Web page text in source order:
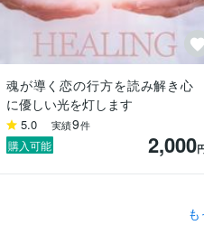
魂が導く恋の行方を読み解き心
に優しい光を灯します
5.0 実績9件
購入可能 2,000